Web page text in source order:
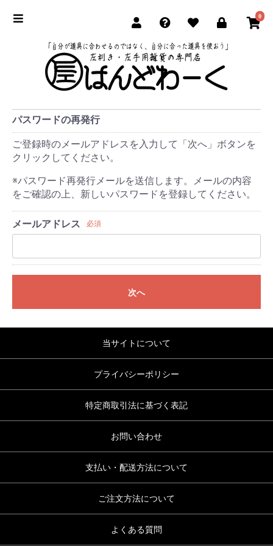
0
パスワードの再発行
ご登録時のメールアドレスを入力して「次へ」ボタンを
クリックしてください。
※パスワード再発行メールを送信します。メールの内容
をご確認の上、新しいパスワードを登録してください。
メールアドレス 必須
次へ
当サイトについて
プライバシーポリシー
特定商取引法に基づく表記
お問い合わせ
支払い・配送方法について
ご注文方法について
よくある質問